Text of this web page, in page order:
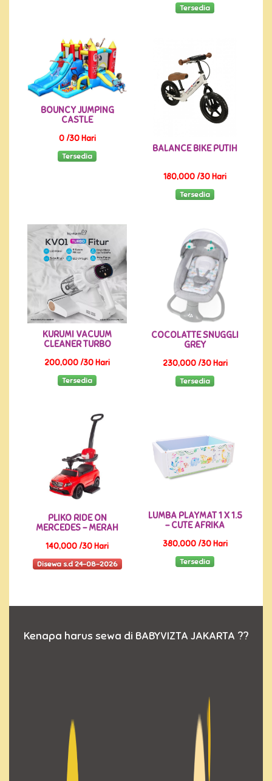
Tersedia
BOUNCY JUMPING
CASTLE
0 /30 Hari
Tersedia
BALANCE BIKE PUTIH
180,000 /30 Hari
Tersedia
KURUMI VACUUM
CLEANER TURBO
200,000 /30 Hari
Tersedia
COCOLATTE SNUGGLI
GREY
230,000 /30 Hari
Tersedia
PLIKO RIDE ON
MERCEDES - MERAH
140,000 /30 Hari
Disewa s.d 24-08-2026
LUMBA PLAYMAT 1 X 1.5
- CUTE AFRIKA
380,000 /30 Hari
Tersedia
Kenapa harus sewa di BABYVIZTA JAKARTA ??